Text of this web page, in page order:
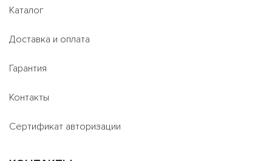
Каталог
Доставка и оплата
Гарантия
Контакты
Сертификат авторизации